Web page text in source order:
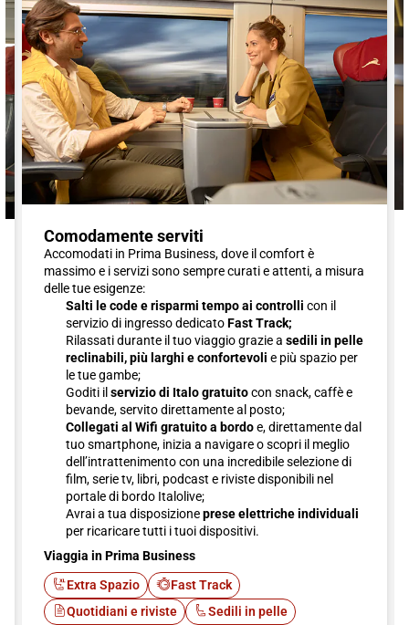
Comodamente serviti
Accomodati in Prima Business, dove il comfort è
massimo e i servizi sono sempre curati e attenti, a misura
delle tue esigenze:
Salti le code e risparmi tempo ai controlli con il
servizio di ingresso dedicatoFast Track;
Rilassati durante il tuo viaggio grazie a sedili in pelle
reclinabili, più larghi e confortevoli e più spazio per
le tue gambe;
Goditi il servizio di Italo gratuitocon snack, caffè e
bevande, servito direttamente al posto;
Collegati al Wifi gratuito a bordoe, direttamente dal
tuo smartphone, inizia a navigare o scopri il meglio
dell’intrattenimento con una incredibile selezione di
film, serie tv, libri, podcast e riviste disponibili nel
portale di bordo Italolive;
Avrai a tua disposizioneprese elettriche individuali
per ricaricare tutti i tuoi dispositivi.
Viaggia in Prima Business
Extra Spazio
Fast Track
Quotidiani e riviste
Sedili in pelle